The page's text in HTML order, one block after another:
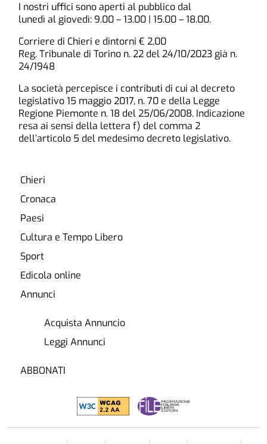
I nostri uffici sono aperti al pubblico dal
lunedì al giovedì: 9.00 – 13.00 | 15.00 – 18.00.
Corriere di Chieri e dintorni € 2,00
Reg. Tribunale di Torino n. 22 del 24/10/2023 già n.
24/1948
La società percepisce i contributi di cui al decreto
legislativo 15 maggio 2017, n. 70 e della Legge
Regione Piemonte n. 18 del 25/06/2008. Indicazione
resa ai sensi della lettera f) del comma 2
dell’articolo 5 del medesimo decreto legislativo.
Chieri
Cronaca
Paesi
Cultura e Tempo Libero
Sport
Edicola online
Annunci
Acquista Annuncio
Leggi Annunci
ABBONATI